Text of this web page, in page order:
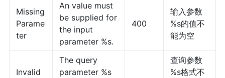
Missing
Parame
ter
An value must
be supplied for
the input
parameter %s.
400
输入参数
%s的值不
能为空
Invalid
The query
parameter %s
查询参数
%s格式不